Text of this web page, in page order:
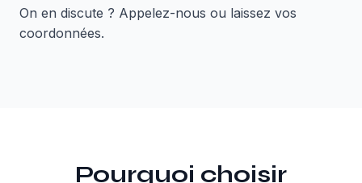
On en discute ? Appelez-nous ou laissez vos
coordonnées.
Pourquoi choisir